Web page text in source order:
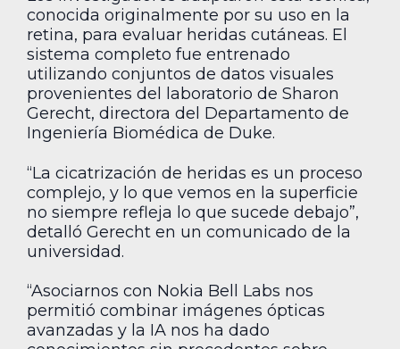
conocida originalmente por su uso en la
retina, para evaluar heridas cutáneas. El
sistema completo fue entrenado
utilizando conjuntos de datos visuales
provenientes del laboratorio de Sharon
Gerecht, directora del Departamento de
Ingeniería Biomédica de Duke.
“La cicatrización de heridas es un proceso
complejo, y lo que vemos en la superficie
no siempre refleja lo que sucede debajo”,
detalló Gerecht en un comunicado de la
universidad.
“Asociarnos con Nokia Bell Labs nos
permitió combinar imágenes ópticas
avanzadas y la IA nos ha dado